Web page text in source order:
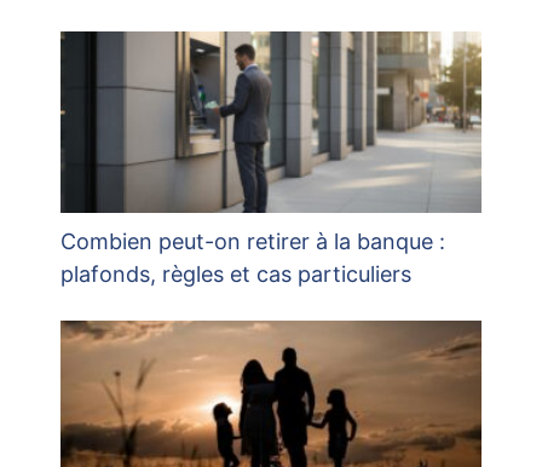
Combien peut-on retirer à la banque :
plafonds, règles et cas particuliers